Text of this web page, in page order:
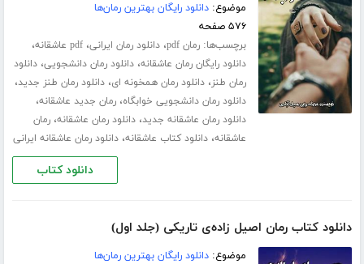
موضوع:دانلود رایگان بهترین رمان‌ها
۵۷۶ صفحه
برچسب‌ها:رمان pdf ،دانلود رمان ایرانی،pdf عاشقانه ،
دانلود رایگان رمان عاشقانه،دانلود رمان دانشجویی،دانلود
رمان طنز،دانلود رمان همخونه ای،دانلود رمان طنز جدید،
دانلود رمان دانشجویی خوابگاه،رمان جدید عاشقانه،
دانلود رمان عاشقانه جدید،دانلود رمان عاشقانه،رمان
عاشقانه،دانلود کتاب عاشقانه،دانلود رمان عاشقانه ایرانی
دانلود کتاب
دانلود کتاب رمان اصیل زاده‌ی تاریکی (جلد اول)
موضوع:دانلود رایگان بهترین رمان‌ها